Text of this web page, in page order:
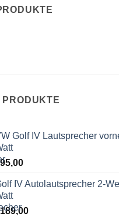
PRODUKTE
Golf IV Lautsprecher
95,00
IV Autolautsprecher 2-
189,00